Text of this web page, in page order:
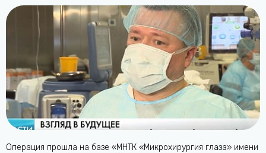
Операция прошла на базе «МНТК «Микрохирургия глаза» имени